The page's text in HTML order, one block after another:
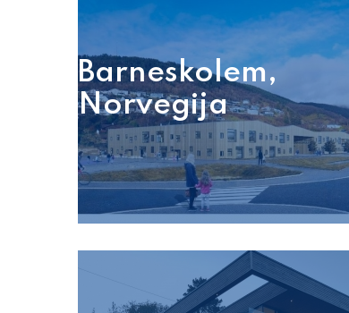
Barneskolem,
Norvegija